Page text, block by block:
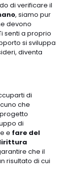
di verificare il
, siamo pur
devono
senti a proprio
si sviluppa
diventa
di
che
di
e fare del
che il
risultato di cui